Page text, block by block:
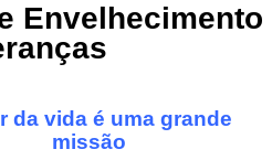
Envelhecimento
da vida é uma grande
missão